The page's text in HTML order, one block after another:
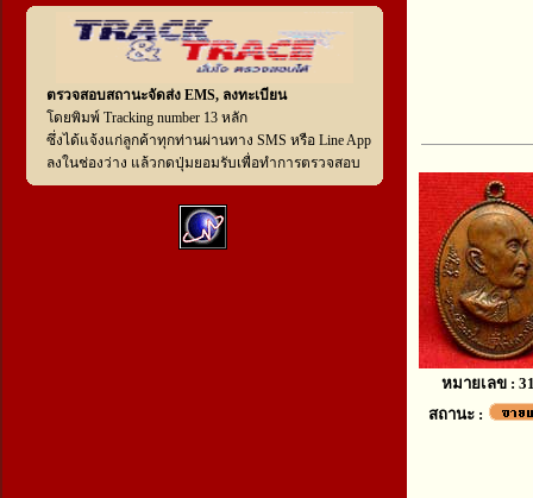
ตรวจสอบสถานะจัดส่ง EMS, ลงทะเบียน
โดยพิมพ์ Tracking number 13 หลัก
ซึ่งได้แจ้งแก่ลูกค้าทุกท่านผ่านทาง SMS หรือ Line App
ลงในช่องว่าง แล้วกดปุ่มยอมรับเพื่อทำการตรวจสอบ
หมายเลข :
สถานะ :